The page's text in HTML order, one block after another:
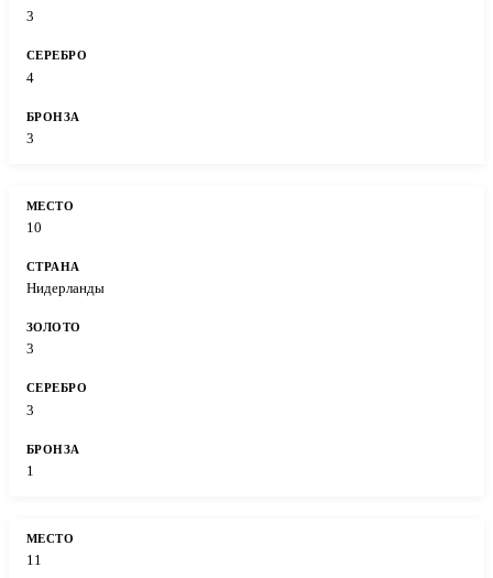
3
4
3
10
Нидерланды
3
3
1
11